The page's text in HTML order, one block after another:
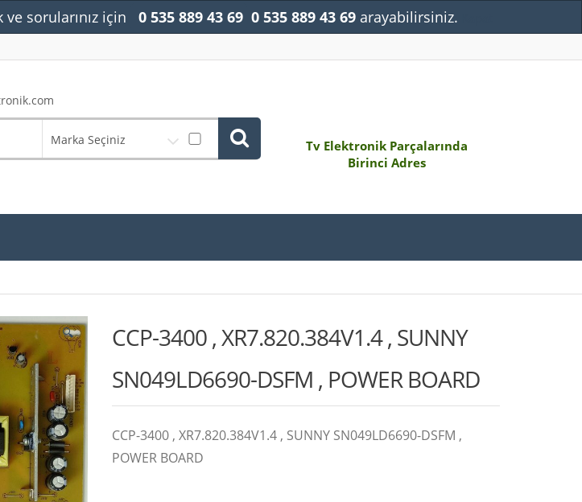
Marka Seçiniz
Tv Elektronik Parçalarında
Birinci Adres
🔍
CCP-3400 , XR7.820.384V1.4 , SUNNY
SN049LD6690-DSFM , POWER BOARD
CCP-3400 , XR7.820.384V1.4 , SUNNY SN049LD6690-DSFM ,
POWER BOARD
ve sorularınız için 0 535 889 43 69 0 535 889 43 69 arayabilirsiniz.